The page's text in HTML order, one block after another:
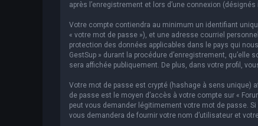
après l’enregistrement et lors d’une connexion
Votre compte contiendra au minimum un identifiant
« votre mot de passe »), et une adresse courriel
protection des données applicables dans le pays qui
GestSup » durant la procédure d’enregistrement,
sera affichée publiquement. De plus, dans votre profil,
Votre mot de passe est crypté (hashage à sens unique)
de passe est le moyen d’accès à votre compte sur «
peut vous demander légitimement votre mot de passe.
vous demandera de fournir votre nom d’utilisateur et